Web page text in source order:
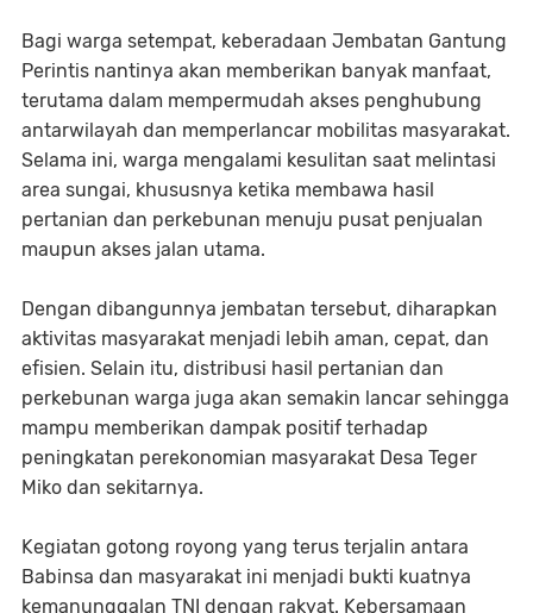
Bagi warga setempat, keberadaan Jembatan Gantung
Perintis nantinya akan memberikan banyak manfaat,
terutama dalam mempermudah akses penghubung
antarwilayah dan memperlancar mobilitas masyarakat.
Selama ini, warga mengalami kesulitan saat melintasi
area sungai, khususnya ketika membawa hasil
pertanian dan perkebunan menuju pusat penjualan
maupun akses jalan utama.
Dengan dibangunnya jembatan tersebut, diharapkan
aktivitas masyarakat menjadi lebih aman, cepat, dan
efisien. Selain itu, distribusi hasil pertanian dan
perkebunan warga juga akan semakin lancar sehingga
mampu memberikan dampak positif terhadap
peningkatan perekonomian masyarakat Desa Teger
Miko dan sekitarnya.
Kegiatan gotong royong yang terus terjalin antara
Babinsa dan masyarakat ini menjadi bukti kuatnya
kemanunggalan TNI dengan rakyat. Kebersamaan